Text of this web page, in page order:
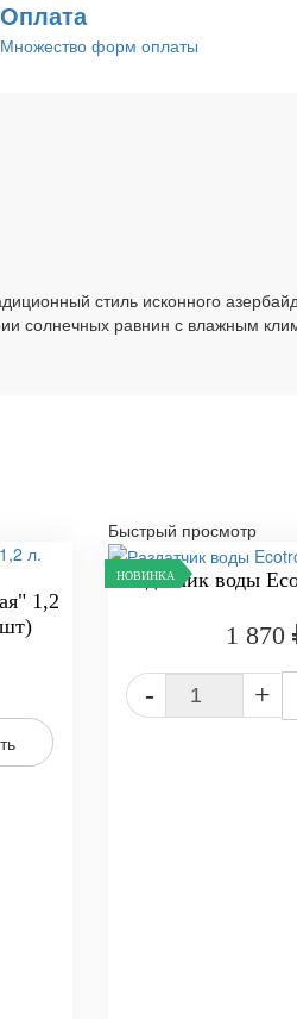
Оплата
Множество форм оплаты
стиль исконного
солнечных равнин с влажным
1,2
Быстрый просмотр
НОВИНКА
Раздатчик воды
1 870
- +